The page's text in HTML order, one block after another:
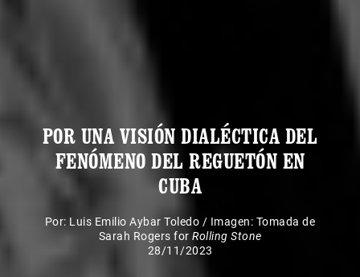
POR UNA VISIÓN DIALÉCTICA DEL
FENÓMENO DEL REGUETÓN EN
CUBA
Por: Luis Emilio Aybar Toledo / Imagen: Tomada de
Sarah Rogers for Rolling Stone
28/11/2023